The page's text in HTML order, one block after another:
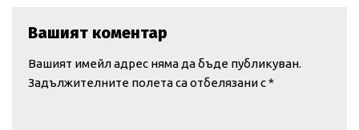
Вашият коментар
Вашият имейл адрес няма да бъде публикуван.
Задължителните полета са отбелязани с*